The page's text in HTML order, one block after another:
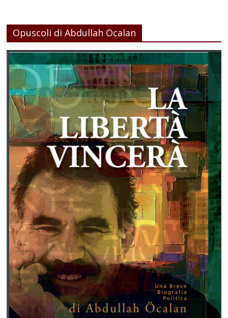
Opuscoli di Abdullah Ocalan